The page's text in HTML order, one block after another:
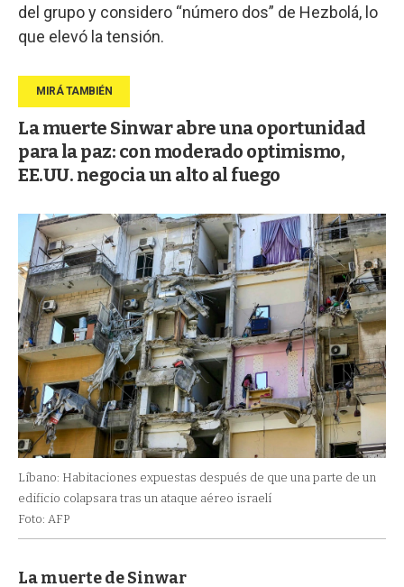
del grupo y considero “número dos” de Hezbolá, lo
que elevó la tensión.
La muerte Sinwar abre una oportunidad
para la paz: con moderado optimismo,
EE.UU. negocia un alto al fuego
Líbano: Habitaciones expuestas después de que una parte de un
edificio colapsara tras un ataque aéreo israelí
Foto: AFP
La muerte de Sinwar